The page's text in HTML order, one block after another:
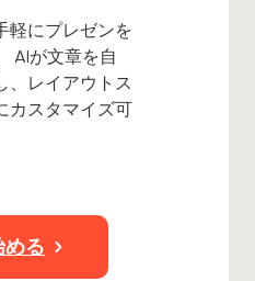
軽にプレゼンを
AIが文章を自
、レイアウトス
カスタマイズ可
める